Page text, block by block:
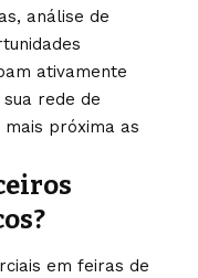
análise de
ativamente
rede de
próxima as
em feiras de